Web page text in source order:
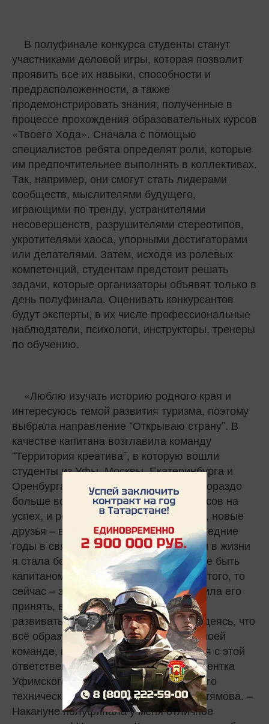
В полуфинале конкурса студенты станут
участниками деловой игры, которая позволит
проявить все их навыки, способности и
предрасположенности, а также
продемонстрировать знания, полученные в
процессе прохождения образовательных курсов
«Твоего Хода». Сначала с помощью
специалистов ребята определят роли, которые
им предпочтительнее выполнять в коллективах.
Так, например, они смогут стать лидерами
сообществ, мыслителями будущего,
играющими по тренду, устранителями
несовершенств, разрушителями стереотипов,
укротителями хаоса, упорными достигаторами
или делателями. Затем, исходя из ролевых
компетенций, студентам предстоит решать
задачи, которые организаторы объявят только в
день полуфинала. Оценивать конкурсантов
будут эксперты, в их числе профессиональные
наблюдатели, психологи, инструкторы, тренеры
по обучению.
«Люблю изучать историю родного края и
интересуюсь темой развития туризма, поэтому
выбрала направление “Открываю страну”. В
качестве капитана возглавила команду
“Территория креатива”, в которую вошли
студенты из Уфы, Москвы, Екатеринбурга и
Оренбурга. Совместная работа – это гораздо
больше возможностей и, конечно, шансов на
успех, и речь не о победе. Знакомства, новые
друзья – вот главная ценность. В последние
годы в связи с различными событиями в жизни
я стала более закрытой, и если раньше быть
капитаном для меня было проще простого, то
сейчас – это настоящий вызов. Я решила его
принять, выйти из зоны комфорта и
развиваться, а не сидеть на месте, надеясь, что
всё образуется само собой. Спасибо моей
команде, которая помогала справиться с этой
ответственной ролью, – отметила студентка
Уфимского государственного нефтяного
технического университета Карима Ахтямова. –
Накануне полуфинала у меня отличное